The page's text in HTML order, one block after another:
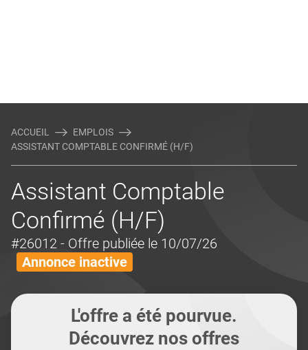
ACCUEIL
EMPLOIS
ASSISTANT COMPTABLE CONFIRMÉ (H/F)
Assistant Comptable
Confirmé (H/F)
#26012 - Offre publiée le 10/07/26
Annonce inactive
L'offre a été pourvue.
Découvrez nos offres